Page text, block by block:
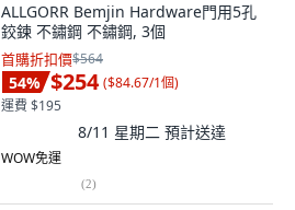
ALLGORR Bemjin Hardware門用5孔
鉸鍊 不鏽鋼 不鏽鋼, 3個
首購折扣價$564
54% $254 ($84.67/1個)
運費 $195
8/11 星期二 預計送達
WOW免運
(2)